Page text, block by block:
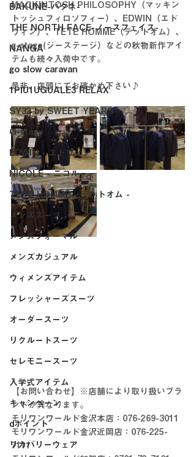
BAKUNE-バクネ-
THE NORTH FACE-ノースフェイス-
NANGA
go slow caravan
1PIU1UGUALE3 RELAX
SY32 by SWEET YEARS
G-stage
EDWIN - エドウィン -
NICOLE - ニコル -
TETE HOMME - テットオム -
メンズスーツ
メンズフォーマル
メンズカジュアル
ウィメンズアイテム
フレッシャーズスーツ
オーダースーツ
リクルートスーツ
セレモニースーツ
入学式アイテム
キャンペーン
dポイント
リカバリーウェア
MACKINTOSH PHILOSOPHY（マッキン
トッシュフィロソフィー）、EDWIN（エド
ウィン）、TETE HOMME（テットオム）、
g-stage(ジーステージ）などの秋物新作アイ
テムも続々入荷中です。
是非、店頭にてお確かめ下さい♪
【お問い合わせ】※店舗により取り扱いブラ
ンドが異なります。
モリワンワールド金沢本店：076-269-3011
モリワンワールド金沢近岡店：076-225-
7111